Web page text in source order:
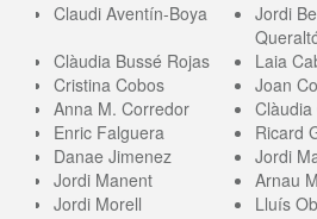
Claudi Aventín-Boya
Jordi
Clàudia Bussé Rojas
Laia
Cristina Cobos
Joan
Anna M. Corredor
Enric Falguera
Ricard
Danae Jimenez
Jordi
Jordi Manent
Arnau
Jordi Morell
Lluís